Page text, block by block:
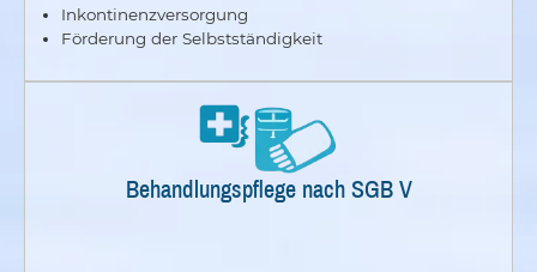
Inkontinenzversorgung
Förderung der Selbstständigkeit
Behandlungspflege nach SGB V